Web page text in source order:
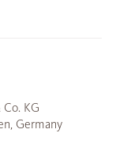
KG
Germany